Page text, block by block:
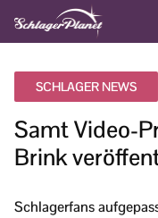
SCHLAGER NEWS
Samt Video-
Brink
Schlagerfans